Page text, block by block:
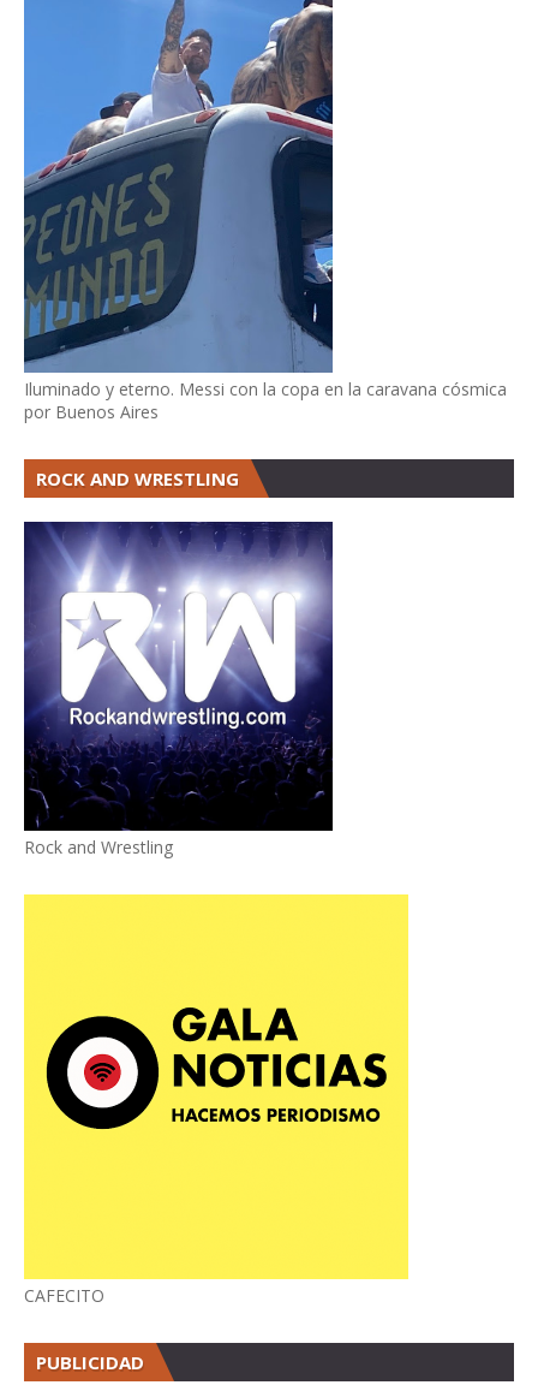
Iluminado y eterno. Messi con la copa en la caravana cósmica
por Buenos Aires
ROCK AND WRESTLING
Rock and Wrestling
CAFECITO
PUBLICIDAD